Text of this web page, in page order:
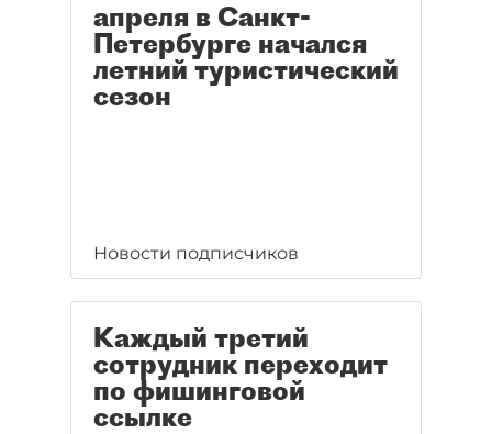
апреля в Санкт-
Петербурге начался
летний туристический
сезон
Новости подписчиков
Каждый третий
сотрудник переходит
по фишинговой
ссылке